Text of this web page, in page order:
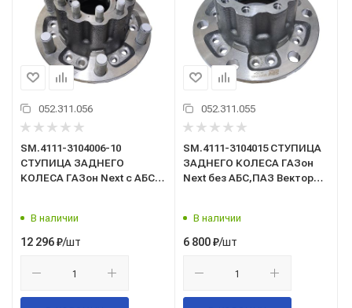
052.311.056
SM.4111-3104006-10
СТУПИЦА ЗАДНЕГО
КОЛЕСА ГАЗон Next с АБС/с
В наличии
12 296₽/шт
052.311.055
SM.4111-3104015 СТУПИЦА
ЗАДНЕГО КОЛЕСА ГАЗон
Next без АБС,ПАЗ Вектор
В наличии
6 800₽/шт